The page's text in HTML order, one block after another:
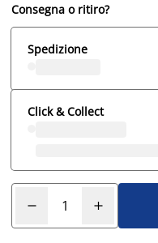
Consegna o ritiro?
Spedizione
Click & Collect